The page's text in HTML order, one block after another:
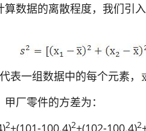
算数据的离散程度，我们引
代表一组数据中的每个元素，
厂零件的方差为：
2+(101-100.4)2+(102-100.4)2